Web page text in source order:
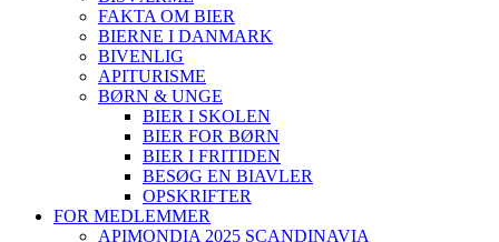
FAKTA OM BIER
BIERNE I DANMARK
BIVENLIG
APITURISME
BØRN & UNGE
BIER I SKOLEN
BIER FOR BØRN
BIER I FRITIDEN
BESØG EN BIAVLER
OPSKRIFTER
FOR MEDLEMMER
APIMONDIA 2025 SCANDINAVIA